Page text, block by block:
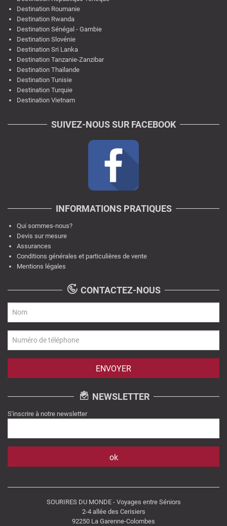
Destination Roumanie
Destination Rwanda
Destination Sénégal - Gambie
Destination Slovénie
Destination Sri Lanka
Destination Tanzanie-Zanzibar
Destination Thaïlande
Destination Tunisie
Destination Turquie
Destination Vietnam
SUIVEZ-NOUS SUR FACEBOOK
INFORMATIONS PRATIQUES
Qui sommes-nous?
Devis sur mesure
Assurances
Conditions générales et particulières de vente
Mentions légales
CONTACTEZ-NOUS
NEWSLETTER
S'inscrire à notre newsletter
SOURIRES DU MONDE - Voyages entre Séniors
2-4 allée des Cerisiers
92250 La Garenne-Colombes